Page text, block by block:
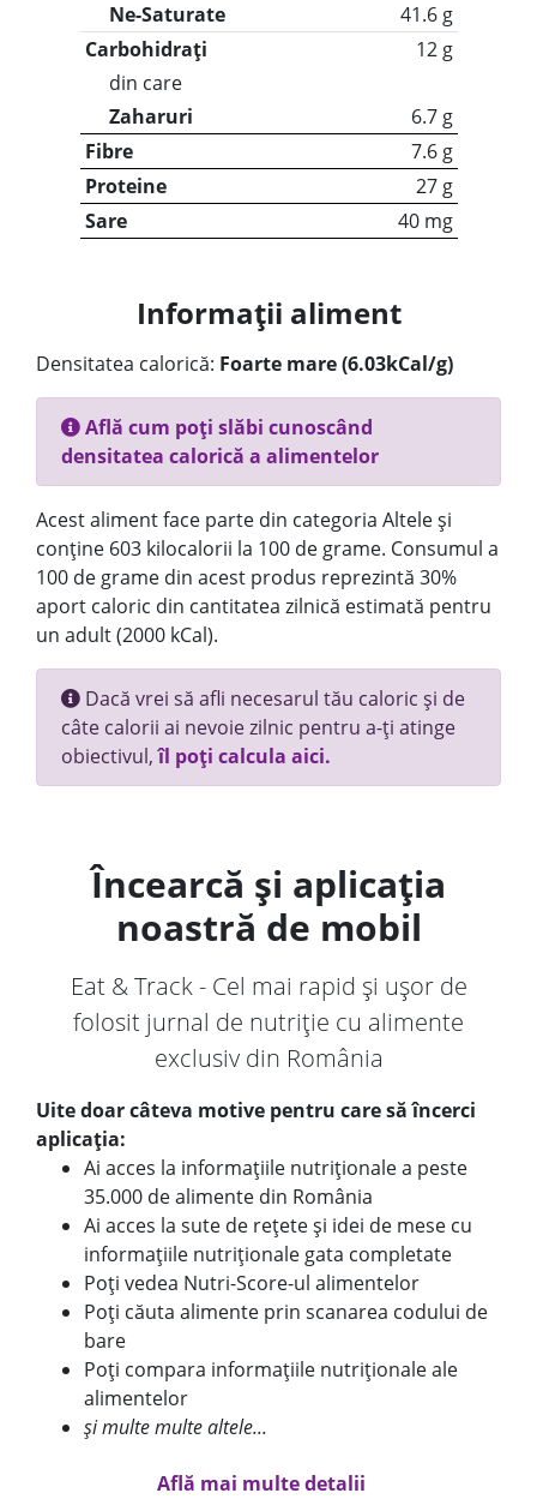
Ne-Saturate
41.6 g
Carbohidrați
12 g
din care
Zaharuri
6.7 g
Fibre
7.6 g
Proteine
27 g
Sare
40 mg
Informații aliment
Densitatea calorică: Foarte mare (6.03kCal/g)
Află cum poți slăbi cunoscând
densitatea calorică a alimentelor
Acest aliment face parte din categoria Altele și
conține 603 kilocalorii la 100 de grame. Consumul a
100 de grame din acest produs reprezintă 30%
aport caloric din cantitatea zilnică estimată pentru
un adult (2000 kCal).
Dacă vrei să afli necesarul tău caloric și de
câte calorii ai nevoie zilnic pentru a-ți atinge
obiectivul,îl poți calcula aici.
Încearcă și aplicația
noastră de mobil
Eat & Track - Cel mai rapid și ușor de
folosit jurnal de nutriție cu alimente
exclusiv din România
Uite doar câteva motive pentru care să încerci
aplicația:
Ai acces la informațiile nutriționale a peste
35.000 de alimente din România
Ai acces la sute de rețete și idei de mese cu
informațiile nutriționale gata completate
Poți vedea Nutri-Score-ul alimentelor
Poți căuta alimente prin scanarea codului de
bare
Poți compara informațiile nutriționale ale
alimentelor
și multe multe altele...
Află mai multe detalii